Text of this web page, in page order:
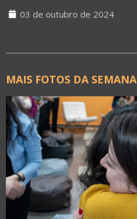
03 de outubro de 2024
MAIS FOTOS DA SEMANA